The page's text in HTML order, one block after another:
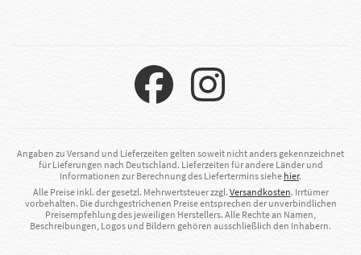
Angaben zu Versand und Lieferzeiten gelten soweit nicht anders gekennzeichnet
für Lieferungen nach Deutschland. Lieferzeiten für andere Länder und
Informationen zur Berechnung des Liefertermins siehe hier.
Alle Preise inkl. der gesetzl. Mehrwertsteuer zzgl. Versandkosten. Irrtümer
vorbehalten. Die durchgestrichenen Preise entsprechen der unverbindlichen
Preisempfehlung des jeweiligen Herstellers. Alle Rechte an Namen,
Beschreibungen, Logos und Bildern gehören ausschließlich den Inhabern.